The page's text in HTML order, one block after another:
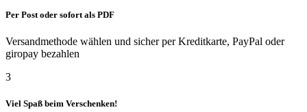
Per Post oder sofort als PDF
Versandmethode wählen und sicher per Kreditkarte, PayPal oder
giropay bezahlen
3
Viel Spaß beim Verschenken!